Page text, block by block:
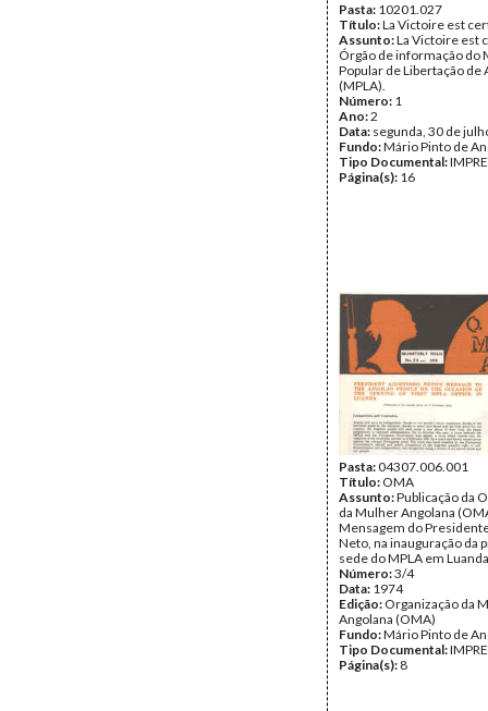
Pasta: 10201.027
Título:La Victoire est
Assunto:La Victoire est
Órgão de informação do
Popular de Libertação de
(MPLA).
Número: 1
Ano:2
Data: segunda, 30 de
Fundo:Mário Pinto de
Tipo Documental:
Página(s): 16
Pasta:04307.006.001
Título: OMA
Assunto:Publicação da
da Mulher Angolana
Mensagem do
Neto, na inauguração da
sede do MPLA em
Número:3/4
Data: 1974
Edição: Organização da
Angolana (OMA)
Fundo:Mário Pinto de
Tipo Documental:
Página(s): 8